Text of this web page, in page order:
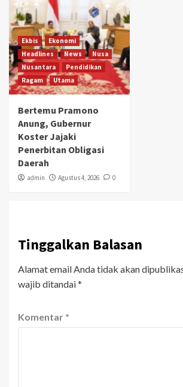
Ekbis
Ekonomi
Headlines
News
Nusa
Nusantara
Pendidikan
Ragam
Utama
Bertemu Pramono
Anung, Gubernur
Koster Jajaki
Penerbitan Obligasi
Daerah
admin Agustus 4, 2026 0
Tinggalkan Balasan
Alamat email Anda tidak akan
wajib ditandai*
Komentar *